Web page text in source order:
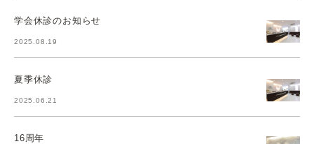
学会休診のお知らせ
2025.08.19
夏季休診
2025.06.21
16周年